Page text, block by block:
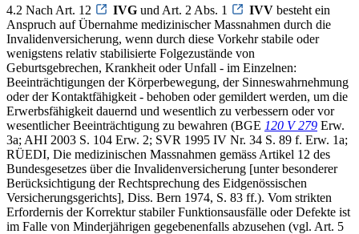
4.2 Nach Art. 12 IVG und Art. 2 Abs. 1 IVV besteht ein
Anspruch auf Übernahme medizinischer Massnahmen durch die
Invalidenversicherung, wenn durch diese Vorkehr stabile oder
wenigstens relativ stabilisierte Folgezustände von
Geburtsgebrechen, Krankheit oder Unfall - im Einzelnen:
Beeinträchtigungen der Körperbewegung, der Sinneswahrnehmung
oder der Kontaktfähigkeit - behoben oder gemildert werden, um die
Erwerbsfähigkeit dauernd und wesentlich zu verbessern oder vor
wesentlicher Beeinträchtigung zu bewahren (BGE 120 V 279 Erw.
3a; AHI 2003 S. 104 Erw. 2; SVR 1995 IV Nr. 34 S. 89 f. Erw. 1a;
RÜEDI, Die medizinischen Massnahmen gemäss Artikel 12 des
Bundesgesetzes über die Invalidenversicherung [unter besonderer
Berücksichtigung der Rechtsprechung des Eidgenössischen
Versicherungsgerichts], Diss. Bern 1974, S. 83 ff.). Vom strikten
Erfordernis der Korrektur stabiler Funktionsausfälle oder Defekte ist
im Falle von Minderjährigen gegebenenfalls abzusehen (vgl. Art. 5